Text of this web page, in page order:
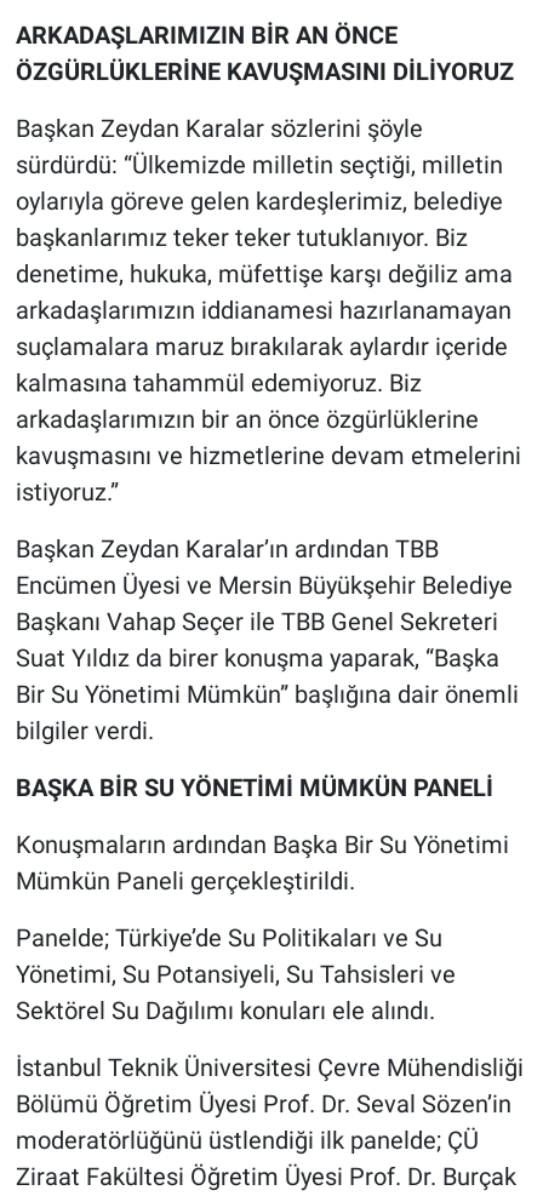
ARKADAŞLARIMIZIN BİR AN ÖNCE
ÖZGÜRLÜKLERİNE KAVUŞMASINI DİLİYORUZ
Başkan Zeydan Karalar sözlerini şöyle
sürdürdü: “Ülkemizde milletin seçtiği, milletin
oylarıyla göreve gelen kardeşlerimiz, belediye
başkanlarımız teker teker tutuklanıyor. Biz
denetime, hukuka, müfettişe karşı değiliz ama
arkadaşlarımızın iddianamesi hazırlanamayan
suçlamalara maruz bırakılarak aylardır içeride
kalmasına tahammül edemiyoruz. Biz
arkadaşlarımızın bir an önce özgürlüklerine
kavuşmasını ve hizmetlerine devam etmelerini
istiyoruz.”
Başkan Zeydan Karalar’ın ardından TBB
Encümen Üyesi ve Mersin Büyükşehir Belediye
Başkanı Vahap Seçer ile TBB Genel Sekreteri
Suat Yıldız da birer konuşma yaparak, “Başka
Bir Su Yönetimi Mümkün” başlığına dair önemli
bilgiler verdi.
BAŞKA BİR SU YÖNETİMİ MÜMKÜN PANELİ
Konuşmaların ardından Başka Bir Su Yönetimi
Mümkün Paneli gerçekleştirildi.
Panelde; Türkiye’de Su Politikaları ve Su
Yönetimi, Su Potansiyeli, Su Tahsisleri ve
Sektörel Su Dağılımı konuları ele alındı.
İstanbul Teknik Üniversitesi Çevre Mühendisliği
Bölümü Öğretim Üyesi Prof. Dr. Seval Sözen’in
moderatörlüğünü üstlendiği ilk panelde; ÇÜ
Ziraat Fakültesi Öğretim Üyesi Prof. Dr. Burçak